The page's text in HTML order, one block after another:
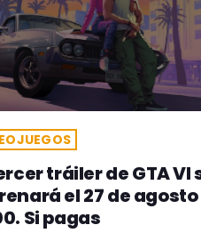
tráiler de GTA VI
el 27 de agosto
Si pagas